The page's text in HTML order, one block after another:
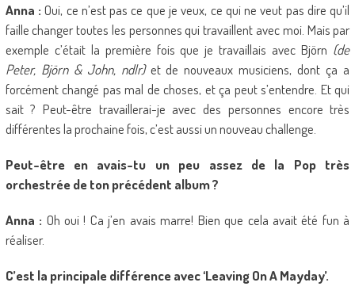
Anna : Oui, ce n’est pas ce que je veux, ce qui ne veut pas dire qu’il
faille changer toutes les personnes qui travaillent avec moi. Mais par
exemple c’était la première fois que je travaillais avec Björn (de
Peter, Björn & John, ndlr)et de nouveaux musiciens, dont ça a
forcément changé pas mal de choses, et ça peut s’entendre. Et qui
sait ? Peut-être travaillerai-je avec des personnes encore très
différentes la prochaine fois, c’est aussi un nouveau challenge.
Peut-être en avais-tu un peu assez de la Pop très
orchestrée de ton précédent album ?
Anna : Oh oui ! Ca j’en avais marre! Bien que cela avait été fun à
réaliser.
C’est la principale différence avec ‘Leaving On A Mayday’.